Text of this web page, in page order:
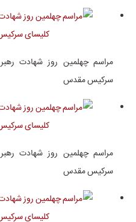
مراسم چهلمین روز شهادت
سرکیس مقدس
مراسم چهلمین روز شهادت
سرکیس مقدس